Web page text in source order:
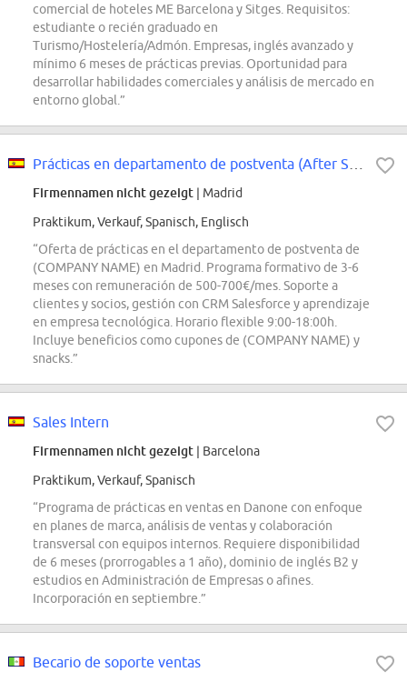
comercial de hoteles ME Barcelona y Sitges. Requisitos:
estudiante o recién graduado en
Turismo/Hostelería/Admón. Empresas, inglés avanzado y
mínimo 6 meses de prácticas previas. Oportunidad para
desarrollar habilidades comerciales y análisis de mercado en
entorno global.”
Firmennamen nicht gezeigt | Madrid
Praktikum, Verkauf, Spanisch, Englisch
“Oferta de prácticas en el departamento de postventa de
(COMPANY NAME) en Madrid. Programa formativo de 3-6
meses con remuneración de 500-700€/mes. Soporte a
clientes y socios, gestión con CRM Salesforce y aprendizaje
en empresa tecnológica. Horario flexible 9:00-18:00h.
Incluye beneficios como cupones de (COMPANY NAME) y
snacks.”
Sales Intern
Firmennamen nicht gezeigt | Barcelona
Praktikum, Verkauf, Spanisch
“Programa de prácticas en ventas en Danone con enfoque
en planes de marca, análisis de ventas y colaboración
transversal con equipos internos. Requiere disponibilidad
de 6 meses (prorrogables a 1 año), dominio de inglés B2 y
estudios en Administración de Empresas o afines.
Incorporación en septiembre.”
Becario de soporte ventas